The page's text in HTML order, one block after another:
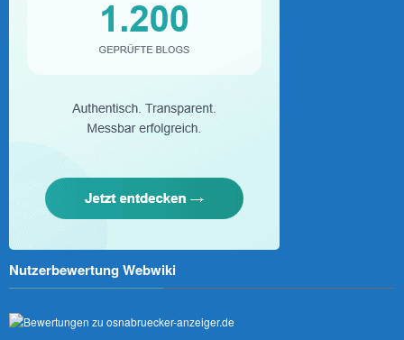
Nutzerbewertung Webwiki